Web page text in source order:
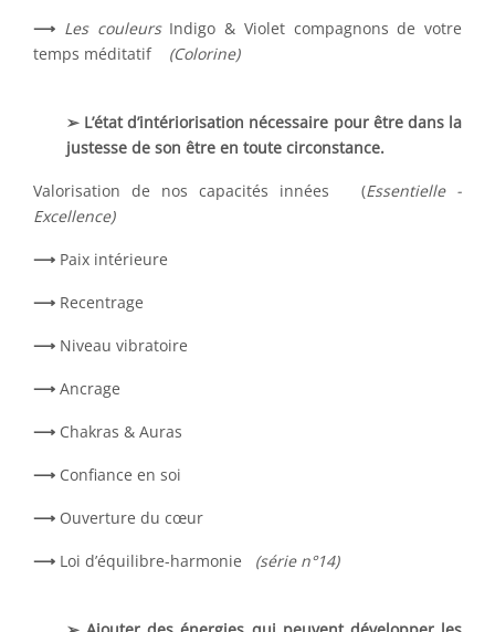
⟶ Les couleursIndigo & Violet compagnons de votre
temps méditatif
(Colorine)
➢ L’état d’intériorisation nécessaire pour être dans la
justesse de son être en toute circonstance.
Valorisation de nos capacités innées (Essentielle -
Excellence)
⟶ Paix intérieure
⟶ Recentrage
⟶ Niveau vibratoire
⟶ Ancrage
⟶ Chakras & Auras
⟶ Confiance en soi
⟶ Ouverture du cœur
⟶ Loi d’équilibre-harmonie (série n°14)